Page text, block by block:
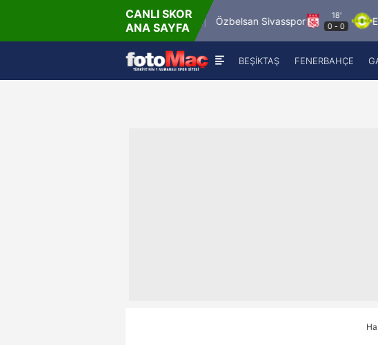
CANLI SKOR
ANA SAYFA
Mardin 1969 Spor Özbelsan Sivasspor
18'
0-0 Esenler
BEŞİKTAŞ FENERBAHÇE